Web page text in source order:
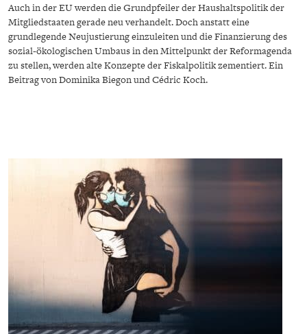
CIRCULAR ECONOMY
ENTWICKLUNGSPOLITIK
Auch in der EU werden die Grundpfeiler der Haushaltspolitik der
Mitgliedstaaten gerade neu verhandelt. Doch anstatt eine
grundlegende Neujustierung einzuleiten und die Finanzierung des
sozial-ökologischen Umbaus in den Mittelpunkt der Reformagenda
zu stellen, werden alte Konzepte der Fiskalpolitik zementiert. Ein
Beitrag von Dominika Biegon und Cédric Koch.